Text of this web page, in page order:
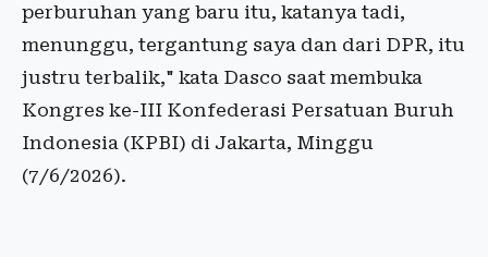
perburuhan yang baru itu, katanya tadi,
menunggu, tergantung saya dan dari DPR, itu
justru terbalik," kata Dasco saat membuka
Kongres ke-III Konfederasi Persatuan Buruh
Indonesia (KPBI) di Jakarta, Minggu
(7/6/2026).